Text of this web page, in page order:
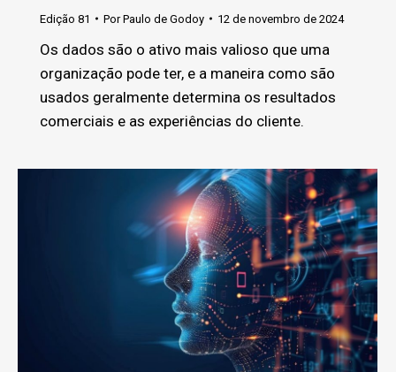
Edição 81 PorPaulo de Godoy 12 de novembro de 2024
Os dados são o ativo mais valioso que uma
organização pode ter, e a maneira como são
usados geralmente determina os resultados
comerciais e as experiências do cliente.